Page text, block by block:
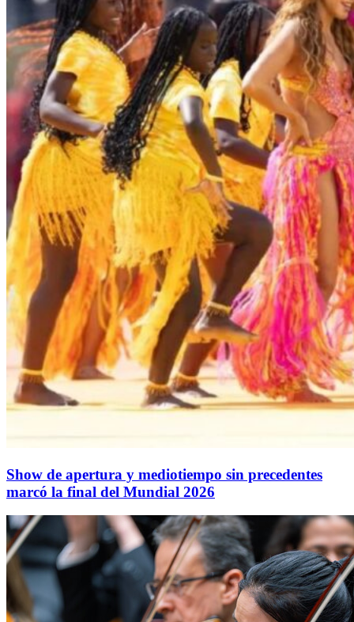
Show de apertura y mediotiempo sin precedentes
marcó la final del Mundial 2026